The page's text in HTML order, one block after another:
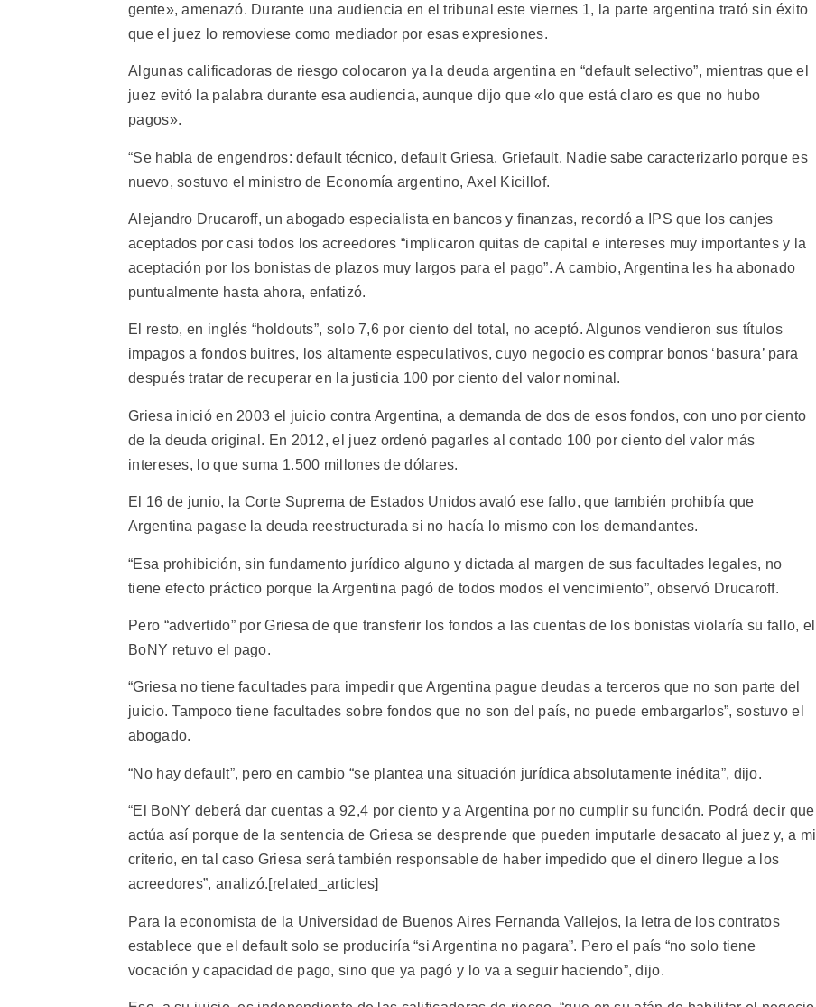
gente», amenazó. Durante una audiencia en el tribunal este viernes 1, la parte argentina trató sin éxito
que el juez lo removiese como mediador por esas expresiones.
Algunas calificadoras de riesgo colocaron ya la deuda argentina en “default selectivo”, mientras que el
juez evitó la palabra durante esa audiencia, aunque dijo que «lo que está claro es que no hubo
pagos».
“Se habla de engendros: default técnico, default Griesa. Griefault. Nadie sabe caracterizarlo porque es
nuevo, sostuvo el ministro de Economía argentino, Axel Kicillof.
Alejandro Drucaroff, un abogado especialista en bancos y finanzas, recordó a IPS que los canjes
aceptados por casi todos los acreedores “implicaron quitas de capital e intereses muy importantes y la
aceptación por los bonistas de plazos muy largos para el pago”. A cambio, Argentina les ha abonado
puntualmente hasta ahora, enfatizó.
El resto, en inglés “holdouts”, solo 7,6 por ciento del total, no aceptó. Algunos vendieron sus títulos
impagos a fondos buitres, los altamente especulativos, cuyo negocio es comprar bonos ‘basura’ para
después tratar de recuperar en la justicia 100 por ciento del valor nominal.
Griesa inició en 2003 el juicio contra Argentina, a demanda de dos de esos fondos, con uno por ciento
de la deuda original. En 2012, el juez ordenó pagarles al contado 100 por ciento del valor más
intereses, lo que suma 1.500 millones de dólares.
El 16 de junio, la Corte Suprema de Estados Unidos avaló ese fallo, que también prohibía que
Argentina pagase la deuda reestructurada si no hacía lo mismo con los demandantes.
“Esa prohibición, sin fundamento jurídico alguno y dictada al margen de sus facultades legales, no
tiene efecto práctico porque la Argentina pagó de todos modos el vencimiento”, observó Drucaroff.
Pero “advertido” por Griesa de que transferir los fondos a las cuentas de los bonistas violaría su fallo, el
BoNY retuvo el pago.
“Griesa no tiene facultades para impedir que Argentina pague deudas a terceros que no son parte del
juicio. Tampoco tiene facultades sobre fondos que no son del país, no puede embargarlos”, sostuvo el
abogado.
“No hay default”, pero en cambio “se plantea una situación jurídica absolutamente inédita”, dijo.
“El BoNY deberá dar cuentas a 92,4 por ciento y a Argentina por no cumplir su función. Podrá decir que
actúa así porque de la sentencia de Griesa se desprende que pueden imputarle desacato al juez y, a mi
criterio, en tal caso Griesa será también responsable de haber impedido que el dinero llegue a los
acreedores”, analizó.[related_articles]
Para la economista de la Universidad de Buenos Aires Fernanda Vallejos, la letra de los contratos
establece que el default solo se produciría “si Argentina no pagara”. Pero el país “no solo tiene
vocación y capacidad de pago, sino que ya pagó y lo va a seguir haciendo”, dijo.